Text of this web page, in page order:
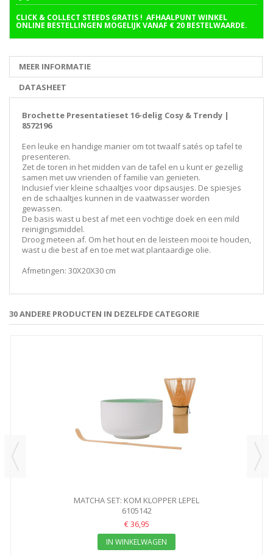
CLICK & COLLECT STEEDS GRATIS ! AFHAALPUNT WINKEL
ONLINE BESTELLINGEN MOGELIJK VANAF € 20 BESTELWAARDE.
MEER INFORMATIE
DATASHEET
Brochette Presentatieset 16-delig Cosy & Trendy |
8572196
Een leuke en handige manier om tot twaalf satés op tafel te
presenteren.
Zet de toren in het midden van de tafel en u kunt er gezellig
samen met uw vrienden of familie van genieten.
Inclusief vier kleine schaaltjes voor dipsausjes. De spiesjes
en de schaaltjes kunnen in de vaatwasser worden
gewassen.
De basis wast u best af met een vochtige doek en een mild
reinigingsmiddel.
Droog meteen af. Om het hout en de leisteen mooi te houden,
wast u die best af en toe met wat plantaardige olie.
Afmetingen: 30X20X30 cm
30 ANDERE PRODUCTEN IN DEZELFDE CATEGORIE
MATCHA SET: KOM KLOPPER LEPEL
6105142
€ 36,95
IN WINKELWAGEN